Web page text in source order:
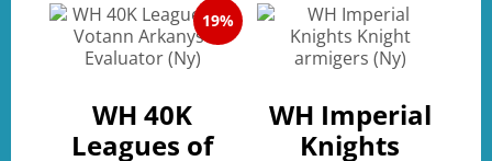
19%
WH 40K
Leagues of
WH Imperial
Knights